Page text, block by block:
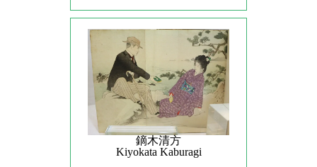
鏑木清方
Kiyokata Kaburagi